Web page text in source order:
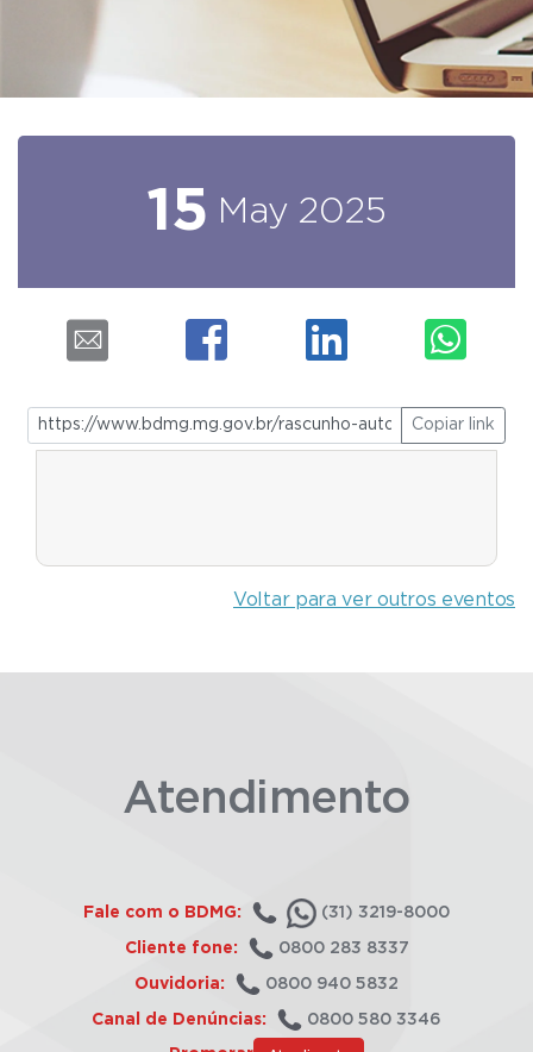
15 May 2025
Copiar link
Voltar para ver outros eventos
Atendimento
Fale com o BDMG: (31) 3219-8000
Cliente fone: 0800 283 8337
Ouvidoria: 0800 940 5832
Canal de Denúncias: 0800 580 3346